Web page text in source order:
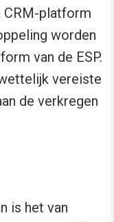
CRM-platform
worden
van de ESP.
vereiste
de verkregen
is het van